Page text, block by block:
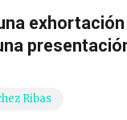
Ribas